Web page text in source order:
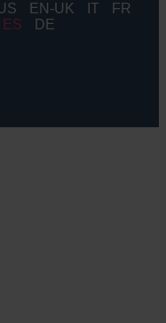
EN-UK IT
FR
ES DE